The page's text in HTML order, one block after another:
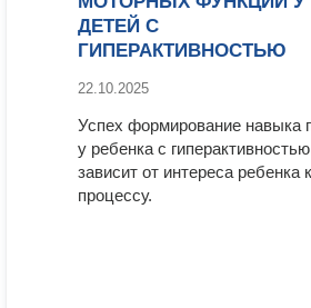
ДЕТЕЙ С
ГИПЕРАКТИВНОСТЬЮ
22.10.2025
Успех формирование навыка
у ребенка с гиперактивностью
зависит от интереса ребенка к
процессу.